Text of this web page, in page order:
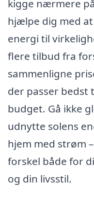
kigge nærmere
hjælpe dig med
energi til
flere tilbud fra
sammenligne
der passer bedst
budget. Gå ikke
udnytte solens
hjem med strøm
forskel både for
og din livsstil.